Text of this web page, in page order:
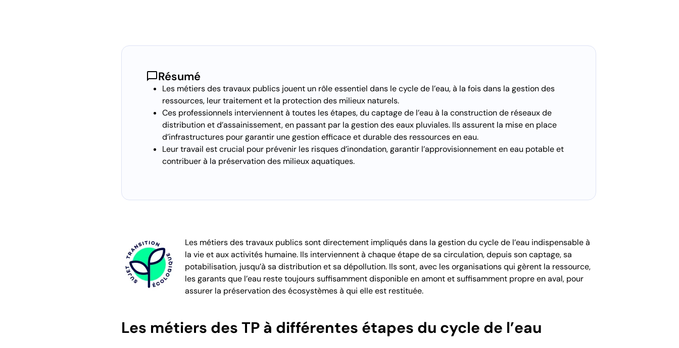
chat_bubbleRésumé
Les métiers des travaux publics jouent un rôle essentiel dans le cycle de l’eau, à la fois dans la gestion des
ressources, leur traitement et la protection des milieux naturels.
Ces professionnels interviennent à toutes les étapes, du captage de l’eau à la construction de réseaux de
distribution et d’assainissement, en passant par la gestion des eaux pluviales. Ils assurent la mise en place
d’infrastructures pour garantir une gestion efficace et durable des ressources en eau.
Leur travail est crucial pour prévenir les risques d’inondation, garantir l’approvisionnement en eau potable et
contribuer à la préservation des milieux aquatiques.
Les métiers des travaux publics sont directement impliqués dans la gestion du cycle de l’eau indispensable à
la vie et aux activités humaine. Ils interviennent à chaque étape de sa circulation, depuis son captage, sa
potabilisation, jusqu’à sa distribution et sa dépollution. Ils sont, avec les organisations qui gèrent la ressource,
les garants que l’eau reste toujours suffisamment disponible en amont et suffisamment propre en aval, pour
assurer la préservation des écosystèmes à qui elle est restituée.
Les métiers des TP à différentes étapes du cycle de l’eau